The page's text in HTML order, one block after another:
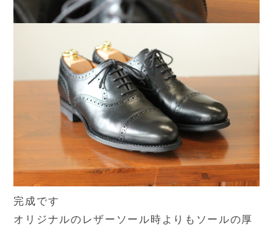
完成です
オリジナルのレザーソール時よりもソールの厚